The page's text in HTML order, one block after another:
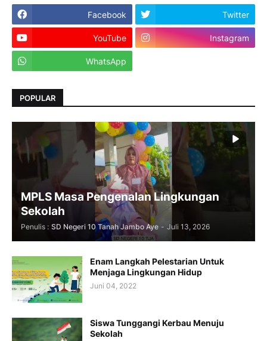
Facebook Twitter
YouTube Instagram
WhatsApp
POPULAR
MPLS Masa Pengenalan Lingkungan
Sekolah
Penulis : SD Negeri 10 Tanah Jambo Aye - Juli 13, 2026
Enam Langkah Pelestarian Untuk
Menjaga Lingkungan Hidup
Juni 04, 2022
Siswa Tunggangi Kerbau Menuju
Sekolah